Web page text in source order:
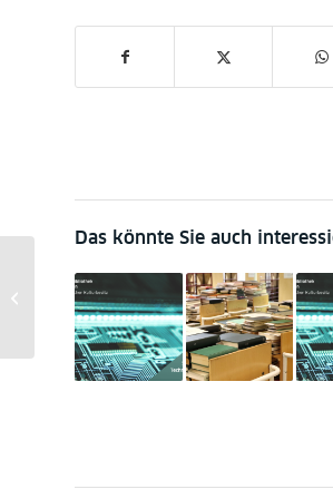
Das könnte Sie auch
2,7 Millionen
historischen
Zeitungsseiten